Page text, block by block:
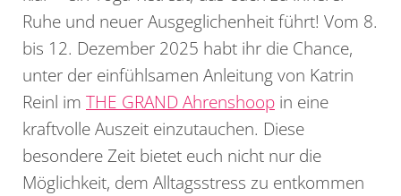
Ruhe und neuer Ausgeglichenheit führt! Vom 8.
bis 12. Dezember 2025 habt ihr die Chance,
unter der einfühlsamen Anleitung von Katrin
Reinl im THE GRAND Ahrenshoop in eine
kraftvolle Auszeit einzutauchen. Diese
besondere Zeit bietet euch nicht nur die
Möglichkeit, dem Alltagsstress zu entkommen